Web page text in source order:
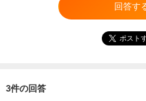
回答す
ポスト
3件の回答